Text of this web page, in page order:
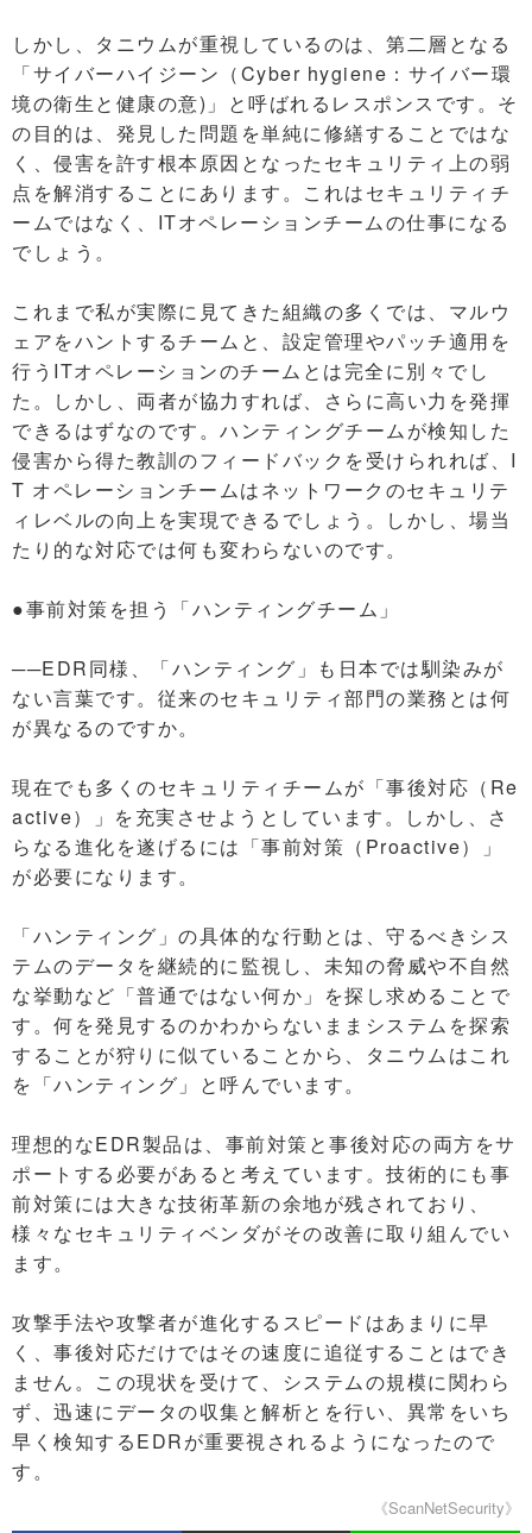
しかし、タニウムが重視しているのは、第二層となる
「サイバーハイジーン（Cyber hygiene：サイバー環
境の衛生と健康の意)」と呼ばれるレスポンスです。そ
の目的は、発見した問題を単純に修繕することではな
く、侵害を許す根本原因となったセキュリティ上の弱
点を解消することにあります。これはセキュリティチ
ームではなく、ITオペレーションチームの仕事になる
でしょう。
これまで私が実際に見てきた組織の多くでは、マルウ
ェアをハントするチームと、設定管理やパッチ適用を
行うITオペレーションのチームとは完全に別々でし
た。しかし、両者が協力すれば、さらに高い力を発揮
できるはずなのです。ハンティングチームが検知した
侵害から得た教訓のフィードバックを受けられれば、I
T オペレーションチームはネットワークのセキュリテ
ィレベルの向上を実現できるでしょう。しかし、場当
たり的な対応では何も変わらないのです。
●事前対策を担う「ハンティングチーム」
──EDR同様、「ハンティング」も日本では馴染みが
ない言葉です。従来のセキュリティ部門の業務とは何
が異なるのですか。
現在でも多くのセキュリティチームが「事後対応（Re
active）」を充実させようとしています。しかし、さ
らなる進化を遂げるには「事前対策（Proactive）」
が必要になります。
「ハンティング」の具体的な行動とは、守るべきシス
テムのデータを継続的に監視し、未知の脅威や不自然
な挙動など「普通ではない何か」を探し求めることで
す。何を発見するのかわからないままシステムを探索
することが狩りに似ていることから、タニウムはこれ
を「ハンティング」と呼んでいます。
理想的なEDR製品は、事前対策と事後対応の両方をサ
ポートする必要があると考えています。技術的にも事
前対策には大きな技術革新の余地が残されており、
様々なセキュリティベンダがその改善に取り組んでい
ます。
攻撃手法や攻撃者が進化するスピードはあまりに早
く、事後対応だけではその速度に追従することはでき
ません。この現状を受けて、システムの規模に関わら
ず、迅速にデータの収集と解析とを行い、異常をいち
早く検知するEDRが重要視されるようになったので
す。
《ScanNetSecurity》